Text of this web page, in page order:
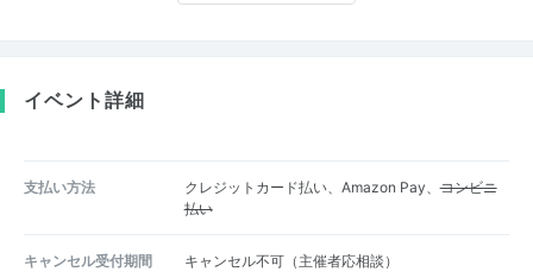
イベント詳細
支払い方法 クレジットカード払い、Amazon Pay、コンビニ
払い
キャンセル受付期間 キャンセル不可（主催者応相談）